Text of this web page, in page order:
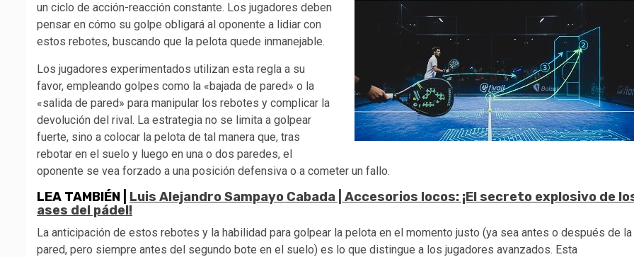
un ciclo de acción-reacción constante. Los jugadores deben
pensar en cómo su golpe obligará al oponente a lidiar con
estos rebotes, buscando que la pelota quede inmanejable.
Los jugadores experimentados utilizan esta regla a su
favor, empleando golpes como la «bajada de pared» o la
«salida de pared» para manipular los rebotes y complicar la
devolución del rival. La estrategia no se limita a golpear
fuerte, sino a colocar la pelota de tal manera que, tras
rebotar en el suelo y luego en una o dos paredes, el
oponente se vea forzado a una posición defensiva o a cometer un fallo.
LEA TAMBIÉN | Luis Alejandro Sampayo Cabada | Accesorios locos: ¡El secreto explosivo de
ases del pádel!
La anticipación de estos rebotes y la habilidad para golpear la pelota en el momento justo (ya sea antes o después de la
pared, pero siempre antes del segundo bote en el suelo) es lo que distingue a los jugadores avanzados. Esta